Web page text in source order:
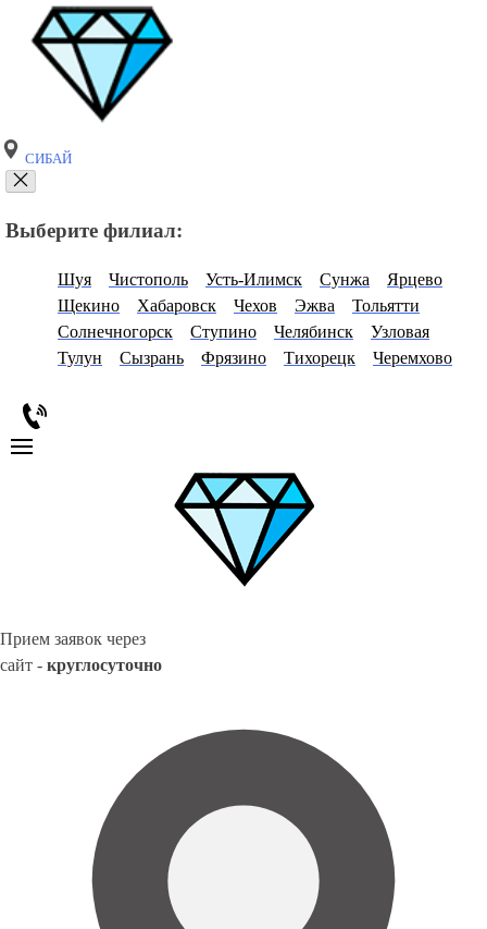
СИБАЙ
Выберите филиал:
Шуя Чистополь Усть-Илимск Сунжа
Ярцево
Щекино
Хабаровск Чехов Эжва
Тольятти
Солнечногорск
Ступино Челябинск
Узловая
Тулун
Сызрань Фрязино Тихорецк Черемхово
Прием заявок через
сайт - круглосуточно